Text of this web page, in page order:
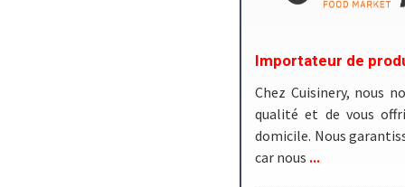
Importateur de
Chez Cuisinery, nous
qualité et de vous
domicile. Nous
car nous ...